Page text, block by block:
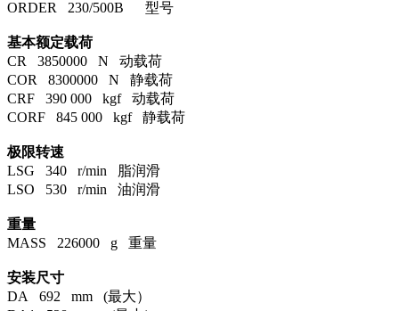
ORDER 230/500B 型号
基本额定载荷
CR 3850000 N 动载荷
COR 8300000 N 静载荷
CRF 390 000 kgf 动载荷
CORF 845 000 kgf 静载荷
极限转速
LSG 340 r/min 脂润滑
LSO 530 r/min 油润滑
重量
MASS 226000 g 重量
安装尺寸
DA 692 mm (最大）